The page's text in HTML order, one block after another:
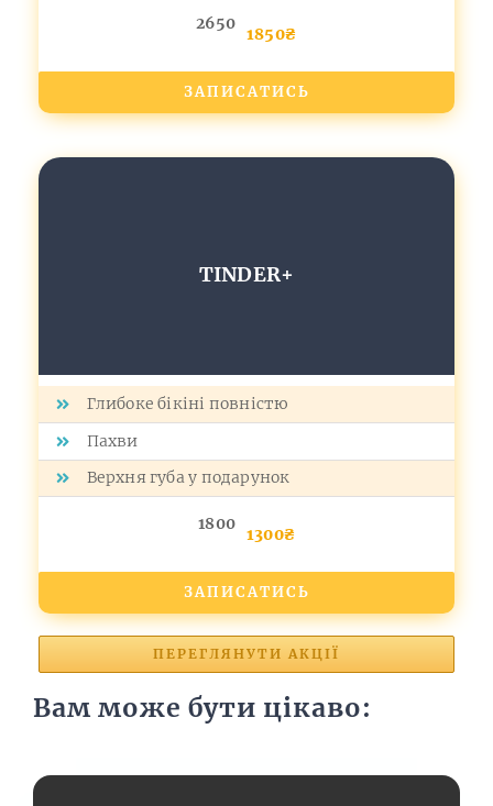
2650
1850₴
ЗАПИСАТИСЬ
TINDER+
Глибоке бікіні повністю
Пахви
Верхня губа у подарунок
1800
1300₴
ЗАПИСАТИСЬ
ПЕРЕГЛЯНУТИ АКЦІЇ
Вам може бути цікаво: